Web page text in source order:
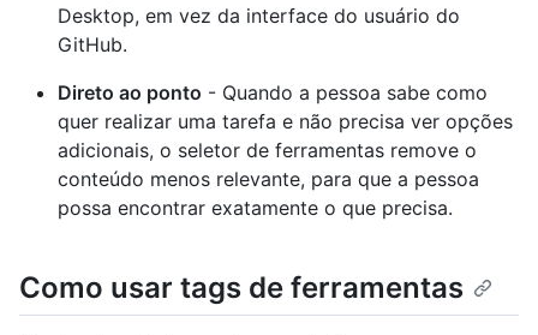
Desktop, em vez da interface do usuário do
GitHub.
Direto ao ponto - Quando a pessoa sabe como
quer realizar uma tarefa e não precisa ver opções
adicionais, o seletor de ferramentas remove o
conteúdo menos relevante, para que a pessoa
possa encontrar exatamente o que precisa.
Como usar tags de ferramentas